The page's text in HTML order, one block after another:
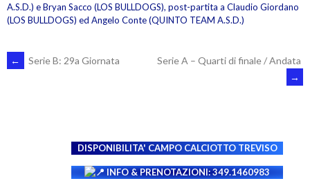
A.S.D.) e Bryan Sacco (LOS BULLDOGS), post-partita a Claudio Giordano
(LOS BULLDOGS) ed Angelo Conte (QUINTO TEAM A.S.D.)
POST
← Serie B: 29a Giornata
Serie A – Quarti di finale / Andata
→
DISPONIBILITA' CAMPO CALCIOTTO TREVISO
INFO & PRENOTAZIONI: 349.1460983